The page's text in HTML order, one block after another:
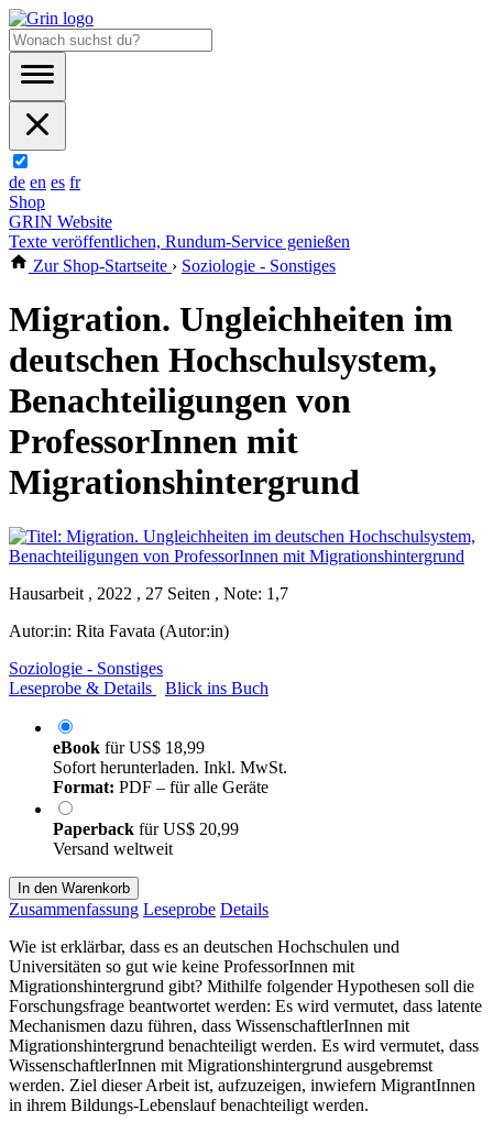
de en es fr
Shop
GRIN Website
Texte veröffentlichen, Rundum-Service genießen
Zur Shop-Startseite › Soziologie - Sonstiges
Migration. Ungleichheiten im
deutschen Hochschulsystem,
Benachteiligungen von
ProfessorInnen mit
Migrationshintergrund
Hausarbeit , 2022 , 27 Seiten , Note: 1,7
Autor:in: Rita Favata (Autor:in)
Soziologie - Sonstiges
Leseprobe & Details
Blick ins Buch
eBook fürUS$ 18,99
Sofort herunterladen. Inkl. MwSt.
Format: PDF – für alle Geräte
Paperback fürUS$ 20,99
Versand weltweit
In den Warenkorb
Zusammenfassung Leseprobe Details
Wie ist erklärbar, dass es an deutschen Hochschulen und
Universitäten so gut wie keine ProfessorInnen mit
Migrationshintergrund gibt? Mithilfe folgender Hypothesen soll die
Forschungsfrage beantwortet werden: Es wird vermutet, dass latente
Mechanismen dazu führen, dass WissenschaftlerInnen mit
Migrationshintergrund benachteiligt werden. Es wird vermutet, dass
WissenschaftlerInnen mit Migrationshintergrund ausgebremst
werden. Ziel dieser Arbeit ist, aufzuzeigen, inwiefern MigrantInnen
in ihrem Bildungs-Lebenslauf benachteiligt werden.